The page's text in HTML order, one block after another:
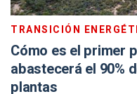
TRANSICIÓN
Cómo es el primer
abastecerá el 90%
plantas